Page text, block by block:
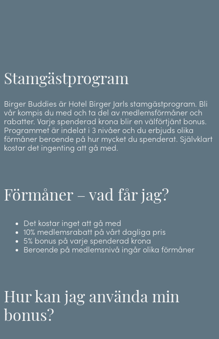
Stamgästprogram
Birger Buddies är Hotel Birger Jarls stamgästprogram. Bli
vår kompis du med och ta del av medlemsförmåner och
rabatter. Varje spenderad krona blir en välförtjänt bonus.
Programmet är indelat i 3 nivåer och du erbjuds olika
förmåner beroende på hur mycket du spenderat. Självklart
kostar det ingenting att gå med.
Förmåner – vad får jag?
Det kostar inget att gå med
10% medlemsrabatt på vårt dagliga pris
5% bonus på varje spenderad krona
Beroende på medlemsnivå ingår olika förmåner
Hur kan jag använda min
bonus?